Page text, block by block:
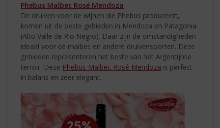
Phebus Malbec Rosé Mendoza
De druiven voor de wijnen die Phebus produceert,
komen uit de beste gebieden in Mendoza en Patagonia
(Alto Valle de Rio Negro). Daar zijn de omstandigheden
ideaal voor de malbec en andere druivensoorten. Deze
gebieden representeren het beste van het Argentijnse
terroir. Deze Phebus Malbec Rosé Mendoza is perfect
in balans en zeer elegant.